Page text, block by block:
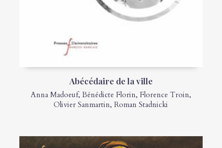
Abécédaire de la ville
Anna Madoeuf, Bénédicte Florin, Florence Troin,
Olivier Sanmartin,Roman Stadnicki